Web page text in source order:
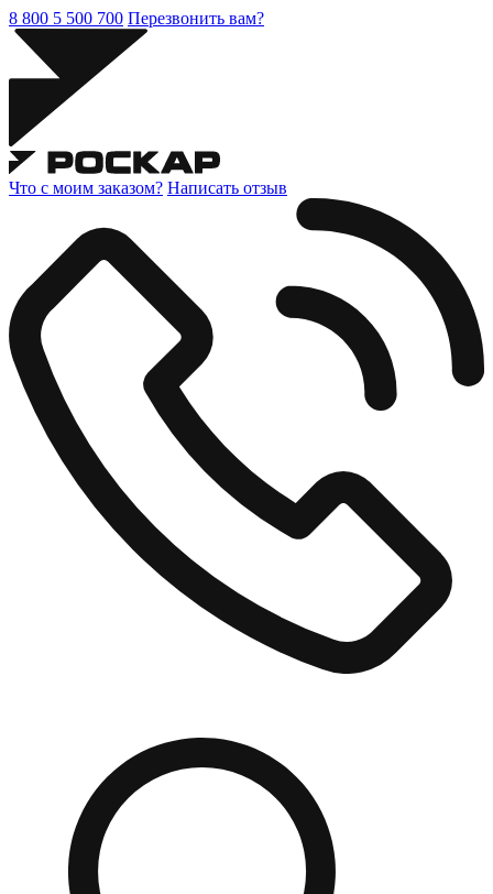
8 800 5 500 700 Перезвонить вам?
Что с моим заказом? Написать отзыв